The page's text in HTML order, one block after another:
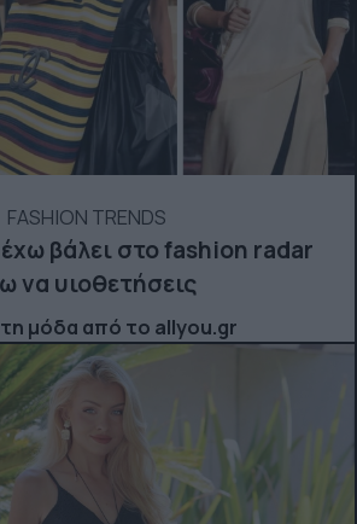
FASHION TRENDS
έχω βάλει στο fashion radar
να υιοθετήσεις
μόδα από το allyou.gr